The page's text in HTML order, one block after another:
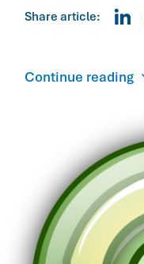
Share article:
Continue reading